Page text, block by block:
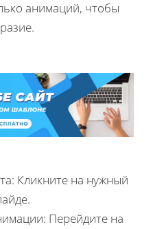
анимаций, чтобы
Кликните на нужный
Перейдите на